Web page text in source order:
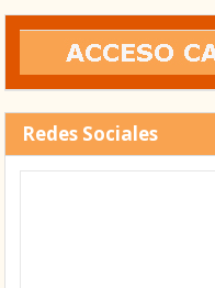
Redes Sociales